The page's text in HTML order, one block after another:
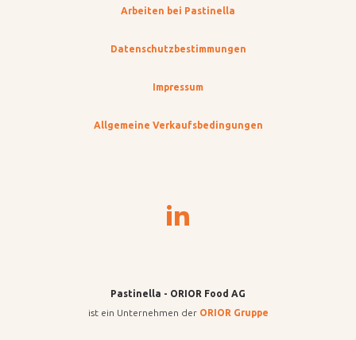
Arbeiten bei Pastinella
Datenschutzbestimmungen
Impressum
Allgemeine Verkaufsbedingungen
Pastinella - ORIOR Food AG
ist ein Unternehmen der ORIOR Gruppe